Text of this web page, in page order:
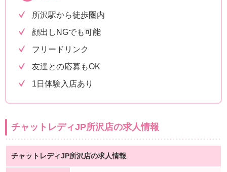
所沢駅から徒歩圏内
顔出しNGでも可能
フリードリンク
友達との応募もOK
1日体験入店あり
チャットレディJP所沢店の求人情報
チャットレディJP所沢店の求人情報